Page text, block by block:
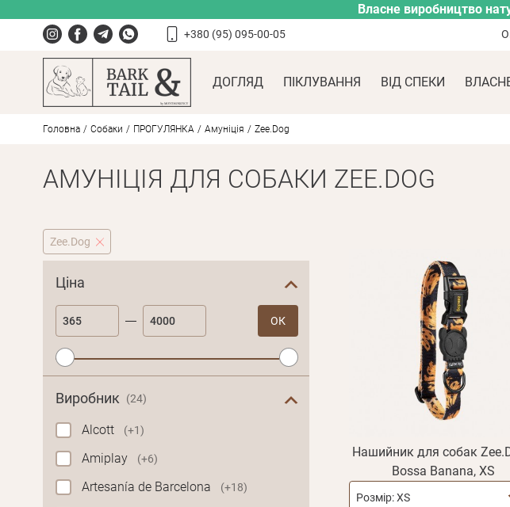
Власне виробництво
+380 (95) 095-00-05
ДОГЛЯД ПІКЛУВАННЯ ВІД СПЕКИ
Головна Собаки ПРОГУЛЯНКА Амуніція Zee.Dog
АМУНІЦІЯ ДЛЯ СОБАКИ ZEE.DOG
Zee.Dog
Ціна
ОК
Виробник (24)
Alcott (+1)
Amiplay (+6)
Artesanía de Barcelona (+18)
Нашийник для собак
Bossa Banana, XS
Розмір:XS